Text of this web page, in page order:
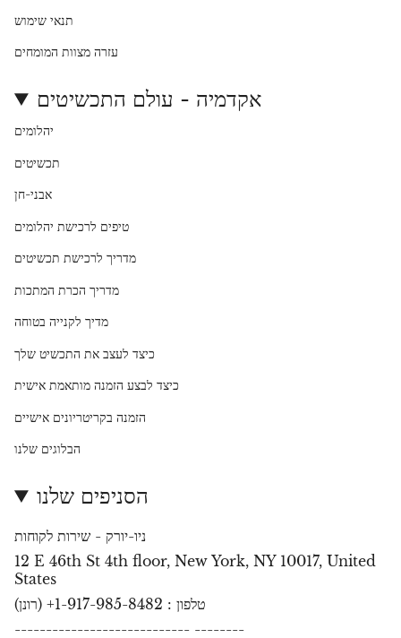
תנאי שימוש
עזרה מצוות המומחים
אקדמיה - עולם התכשיטים
יהלומים
תכשיטים
אבני-חן
טיפים לרכישת יהלומים
מדריך לרכישת תכשיטים
מדריך הכרת המתכות
מדיך לקנייה בטוחה
כיצד לעצב את התכשיט שלך
כיצד לבצע הזמנה מותאמת אישית
הזמנה בקריטריונים אישיים
הבלוגים שלנו
הסניפים שלנו
ניו-יורק - שירות לקוחות
12 E 46th St 4th floor, New York, NY 10017, United
States
טלפון : 1-917-985-8482+ (רונן)
---------------------------- --------